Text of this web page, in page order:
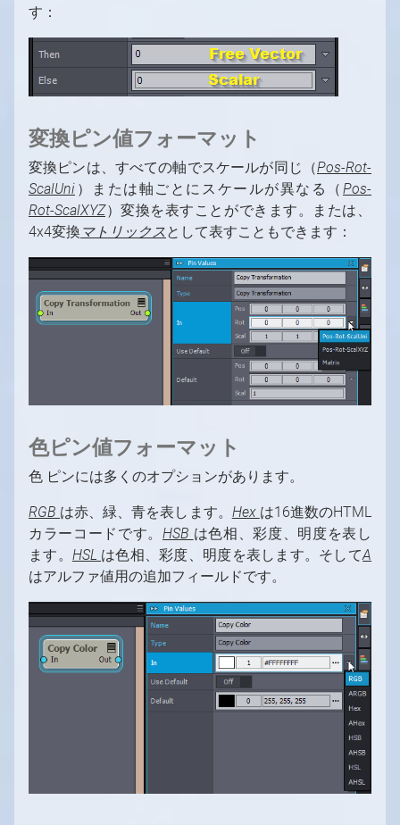
す：
変換ピン値フォーマット
変換ピンは、すべての軸でスケールが同じ（Pos-Rot-
ScalUni ）または軸ごとにスケールが異なる（ Pos-
Rot-ScalXYZ）変換を表すことができます。または、
4x4変換 マトリックスとして表すこともできます：
色ピン値フォーマット
色 ピンには多くのオプションがあります。
RGB は赤、緑、青を表します。 Hex は16進数のHTML
カラーコードです。 HSB は色相、彩度、明度を表し
ます。 HSL は色相、彩度、明度を表します。そしてA
はアルファ値用の追加フィールドです。